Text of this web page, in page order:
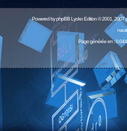
Powered byphpBBLyoko Edition © 2001, 2007
Page générée en :